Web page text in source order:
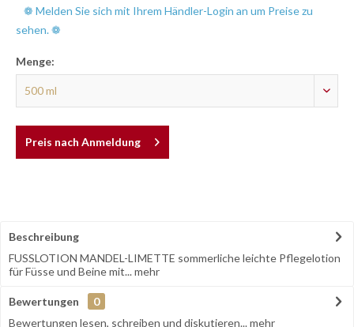
❁ Melden Sie sich mit Ihrem Händler-Login an um Preise zu
sehen. ❁
Menge:
Preis nach Anmeldung
Beschreibung
FUSSLOTION MANDEL-LIMETTE sommerliche leichte Pflegelotion
für Füsse und Beine mit...mehr
Bewertungen
0
Bewertungen lesen, schreiben und diskutieren...mehr